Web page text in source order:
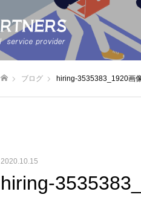
ブログ hiring-3535383_1920画
2020.10.15
hiring-